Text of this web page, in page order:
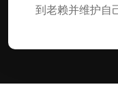
到老赖并维护自